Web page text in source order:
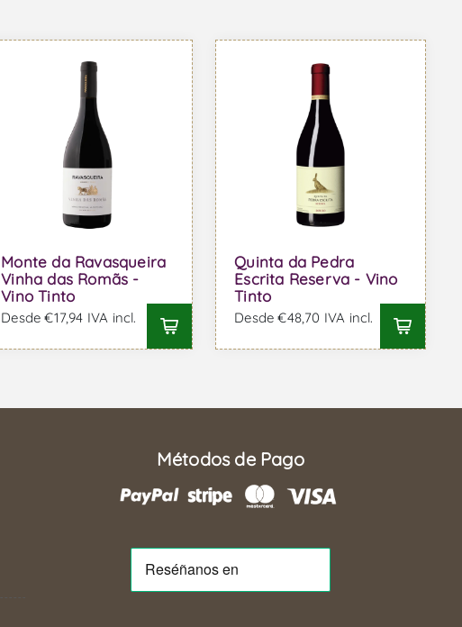
Monte da Ravasqueira
Vinha das Romãs -
Vino Tinto
Desde €17,94 IVA incl.
Quinta da Pedra
Escrita Reserva - Vino
Tinto
Desde €48,70 IVA incl.
Métodos de Pago